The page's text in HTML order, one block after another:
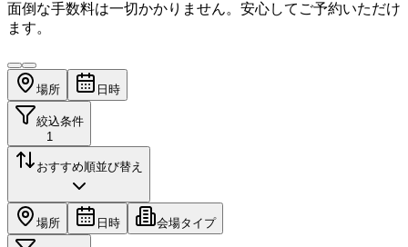
面倒な手数料は一切かかりません。安心してご予約いただけ
ます。
場所 日時
絞込条件
1
おすすめ順並び替え
場所 日時 会場タイプ